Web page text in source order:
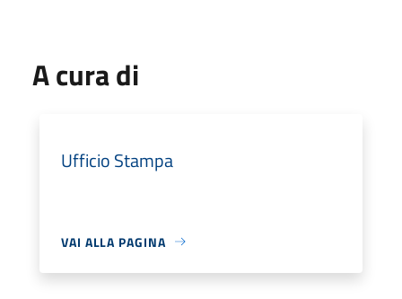
A cura di
Ufficio Stampa
VAI ALLA PAGINA